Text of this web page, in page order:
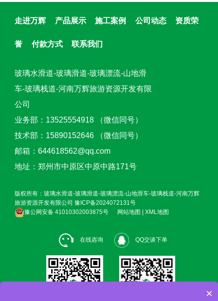
走进万辉 产品展示 施工案例 公司动态 资质荣
誉 付款方式 联系我们
玻璃水滑道-玻璃滑道-玻璃漂流-山地滑
车-玻璃栈道-河南万辉旅游资源开发有限
公司
业务部：13525554918 （微信同号）
技术部：15890152646 （微信同号）
邮箱：644618562@qq.com
地址：郑州市中原区中原中路171号
版权所有：玻璃水滑道-玻璃滑道-玻璃漂流-山地滑车-玻璃栈道-河南万辉
旅游资源开发有限公司 豫ICP备2024072131号
豫公网安备 41010302003875号
网站地图 | XML地图
在线咨询 QQ交谈下单
×